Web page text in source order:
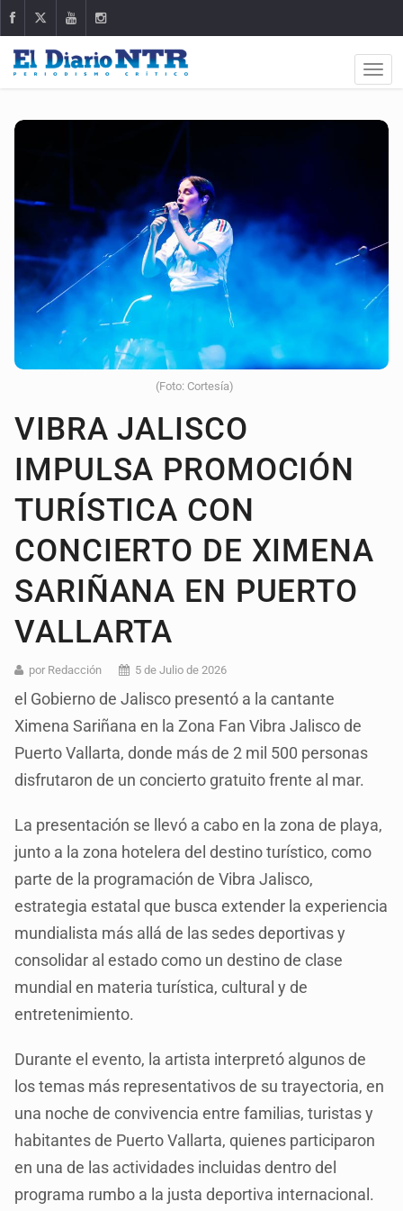
(Foto: Cortesía)
VIBRA JALISCO
IMPULSA PROMOCIÓN
TURÍSTICA CON
CONCIERTO DE XIMENA
SARIÑANA EN PUERTO
VALLARTA
por Redacción 5 de Julio de 2026
el Gobierno de Jalisco presentó a la cantante
Ximena Sariñana en la Zona Fan Vibra Jalisco de
Puerto Vallarta, donde más de 2 mil 500 personas
disfrutaron de un concierto gratuito frente al mar.
La presentación se llevó a cabo en la zona de playa,
junto a la zona hotelera del destino turístico, como
parte de la programación de Vibra Jalisco,
estrategia estatal que busca extender la experiencia
mundialista más allá de las sedes deportivas y
consolidar al estado como un destino de clase
mundial en materia turística, cultural y de
entretenimiento.
Durante el evento, la artista interpretó algunos de
los temas más representativos de su trayectoria, en
una noche de convivencia entre familias, turistas y
habitantes de Puerto Vallarta, quienes participaron
en una de las actividades incluidas dentro del
programa rumbo a la justa deportiva internacional.